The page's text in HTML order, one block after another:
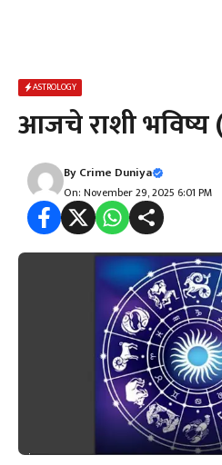
ASTROLOGY
आजचे राशी भविष्य
ByCrime Duniya
On: November 29, 2025 6:01 PM